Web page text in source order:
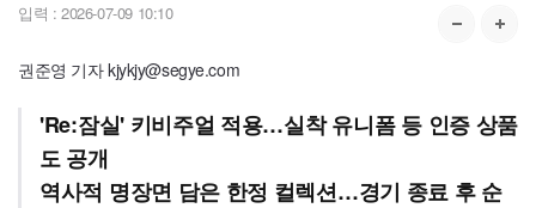
입력 : 2026-07-09 10:10
권준영 기자 kjykjy@segye.com
'Re:잠실' 키비주얼 적용…실착 유니폼 등 인증 상품
도 공개
역사적 명장면 담은 한정 컬렉션…경기 종료 후 순